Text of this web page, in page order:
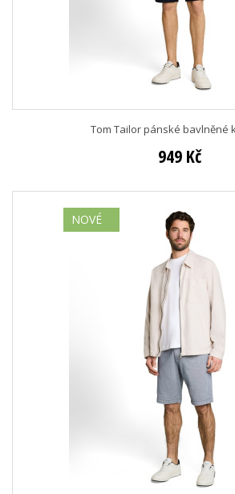
Tom Tailor pánské bavlněné
949 Kč
NOVÉ